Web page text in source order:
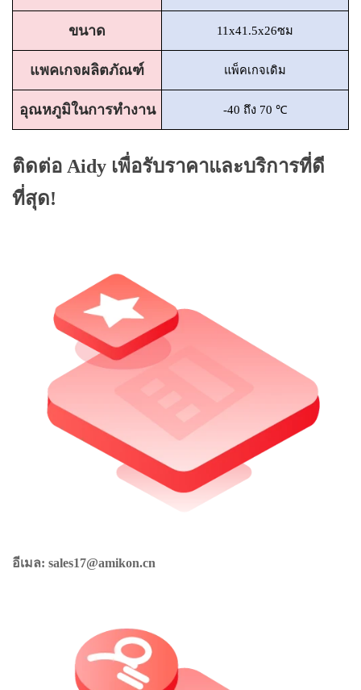
ขนาด 11x41.5x26ซม
แพคเกจผลิตภัณฑ์ แพ็คเกจเดิม
อุณหภูมิในการทำงาน -40 ถึง 70 ℃
ติดต่อ Aidy เพื่อรับราคาและบริการที่ดี
ที่สุด!
อีเมล: sales17@amikon.cn